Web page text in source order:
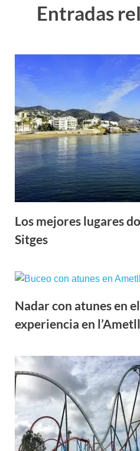
Entradas
Los mejores lugares
Sitges
Nadar con atunes en
experiencia en